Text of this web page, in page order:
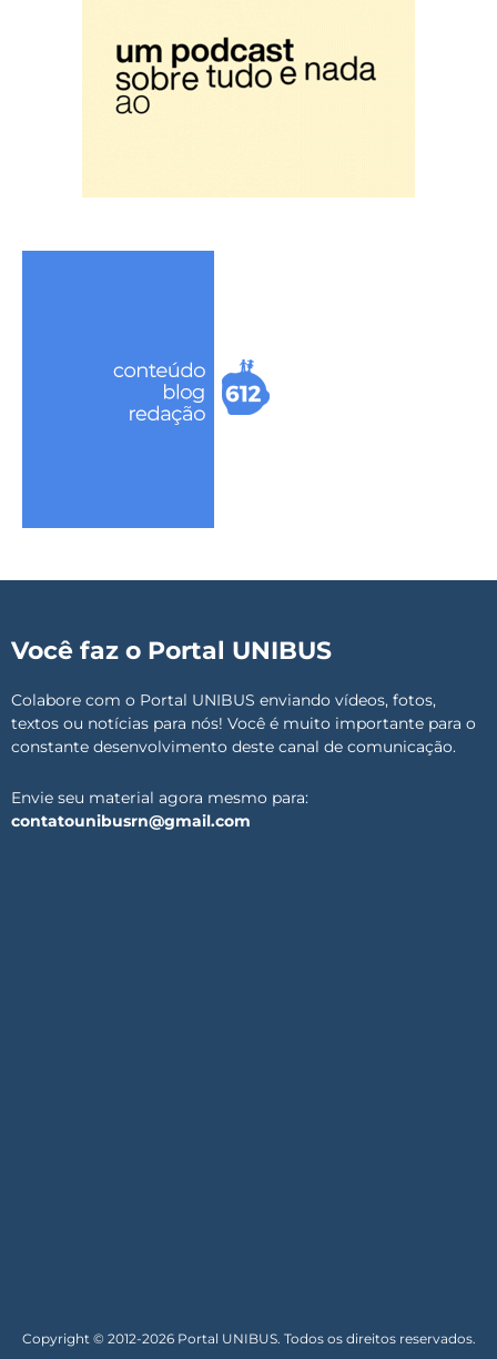
Você faz o Portal UNIBUS
Colabore com o Portal UNIBUS enviando vídeos, fotos,
textos ou notícias para nós! Você é muito importante para o
constante desenvolvimento deste canal de comunicação.
Envie seu material agora mesmo para:
contatounibusrn@gmail.com
Copyright © 2012-2026 Portal UNIBUS. Todos os direitos reservados.